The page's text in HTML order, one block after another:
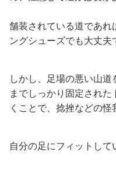
舗装されている道であれ
ングシューズでも大丈夫
しかし、足場の悪い山
までしっかり固定され
くことで、捻挫などの怪
自分の足にフィットして